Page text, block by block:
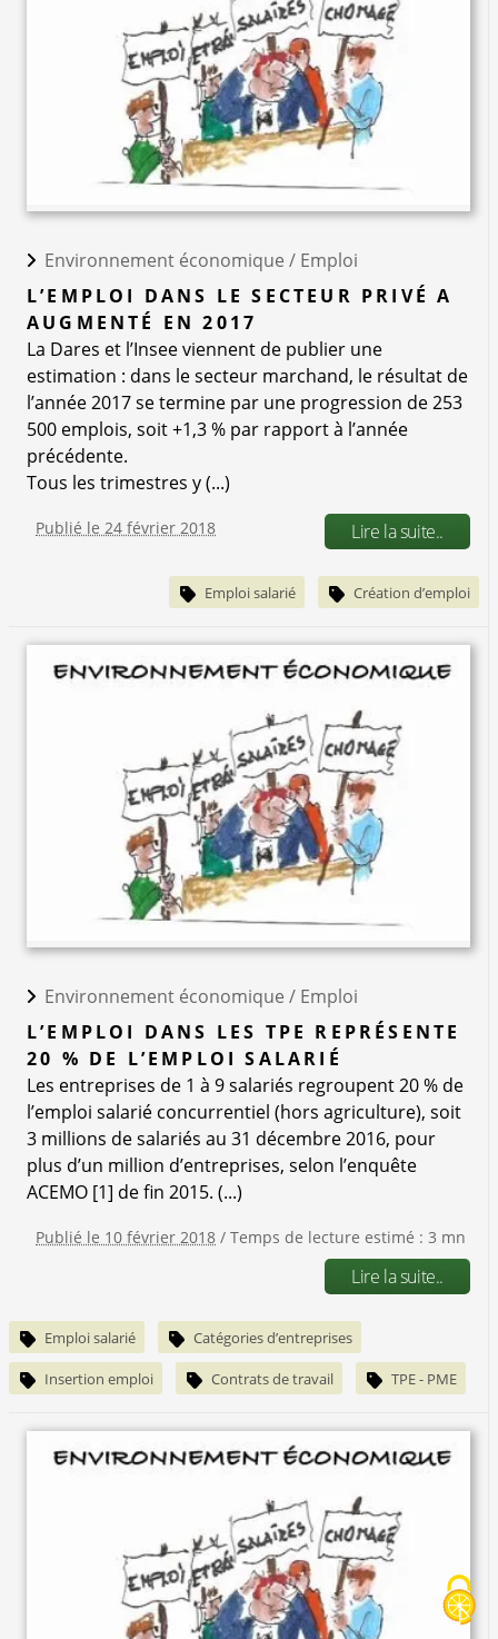
Environnement économique / Emploi
L’EMPLOI DANS LE SECTEUR PRIVÉ A
AUGMENTÉ EN 2017
La Dares et l’Insee viennent de publier une
estimation : dans le secteur marchand, le résultat de
l’année 2017 se termine par une progression de 253
500 emplois, soit +1,3 % par rapport à l’année
précédente.
Tous les trimestres y (...)
Publié le 24 février 2018 Lire la suite..
Emploi salarié Création d’emploi
Environnement économique / Emploi
L’EMPLOI DANS LES TPE REPRÉSENTE
20 % DE L’EMPLOI SALARIÉ
Les entreprises de 1 à 9 salariés regroupent 20 % de
l’emploi salarié concurrentiel (hors agriculture), soit
3 millions de salariés au 31 décembre 2016, pour
plus d’un million d’entreprises, selon l’enquête
ACEMO [1] de fin 2015. (...)
Publié le 10 février 2018 / Temps de lecture estimé : 3 mn
Lire la suite..
Emploi salarié Catégories d’entreprises
Insertion emploi Contrats de travail TPE - PME